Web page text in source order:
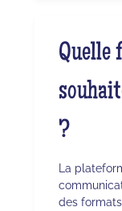
Quelle
?
La
des